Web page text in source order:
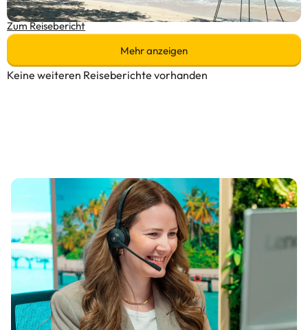
La Digue, Praslin & Curieuse
Zum Reisebericht
Mehr anzeigen
Keine weiteren Reiseberichte vorhanden